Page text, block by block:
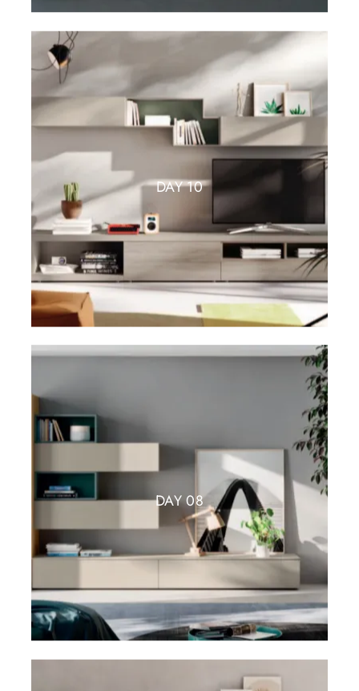
DAY 10
DAY 08